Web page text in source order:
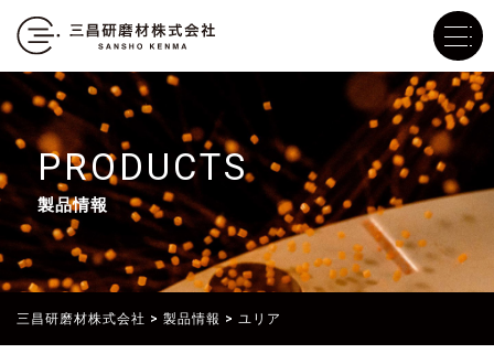
PRODUCTS
製品情報
三昌研磨材株式会社 > 製品情報 > ユリア